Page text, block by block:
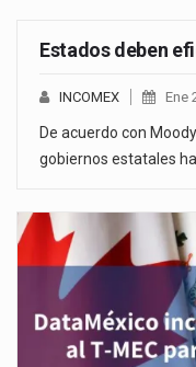
Estados deben
INCOMEX Ene
De acuerdo con
gobiernos estatales